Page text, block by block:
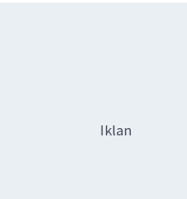
Iklan